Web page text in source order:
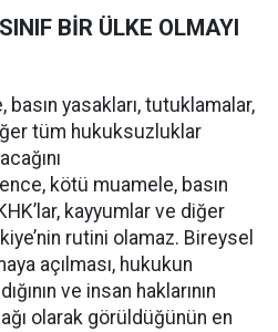
BİR ÜLKE OLMAYI
yasakları, tutuklamalar,
tüm hukuksuzluklar
kötü muamele, basın
kayyumlar ve diğer
rutini olamaz. Bireysel
açılması, hukukun
ve insan haklarının
olarak görüldüğünün en